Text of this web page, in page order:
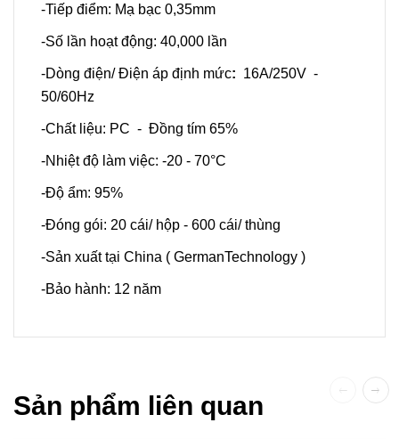
-Tiếp điểm: Mạ bạc 0,35mm
-Số lần hoạt động: 40,000 lần
-Dòng điện/ Điện áp định mức: 16A/250V -
50/60Hz
-Chất liệu: PC - Đồng tím 65%
-Nhiệt độ làm việc: -20 - 70°C
-Độ ẩm: 95%
-Đóng gói: 20 cái/ hộp - 600 cái/ thùng
-Sản xuất tại China ( GermanTechnology )
-Bảo hành: 12 năm
Sản phẩm liên quan